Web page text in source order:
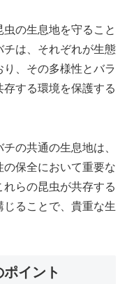
の生息地を守ること
は、それぞれが生態
、その多様性とバラ
する環境を保護する
の共通の生息地は、
の保全において重要な
らの昆虫が共存する
ることで、貴重な生
イント